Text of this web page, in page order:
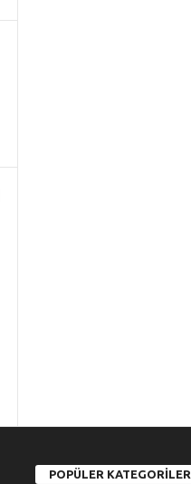
POPÜLER KATEGORİLER